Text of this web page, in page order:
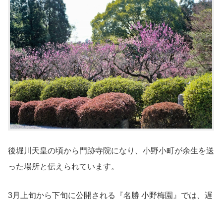
後堀川天皇の頃から門跡寺院になり、小野小町が余生を送
った場所と伝えられています。
3月上旬から下旬に公開される『名勝 小野梅園』では、遅